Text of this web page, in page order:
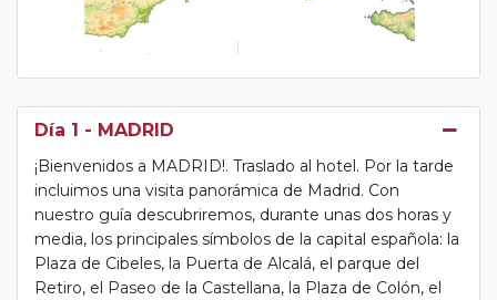
Día 1 - MADRID
¡Bienvenidos a MADRID!. Traslado al hotel. Por la tarde
incluimos una visita panorámica de Madrid. Con
nuestro guía descubriremos, durante unas dos horas y
media, los principales símbolos de la capital española: la
Plaza de Cibeles, la Puerta de Alcalá, el parque del
Retiro, el Paseo de la Castellana, la Plaza de Colón, el